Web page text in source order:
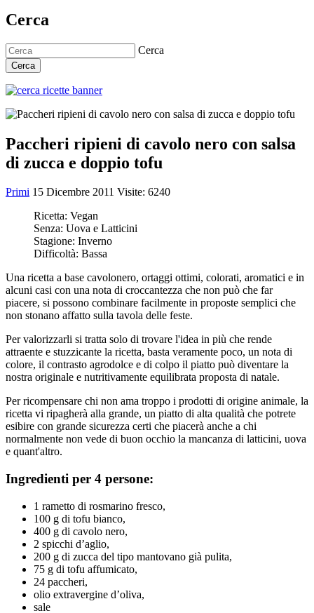
Cerca
Cerca
Cerca
Paccheri ripieni di cavolo nero con salsa
di zucca e doppio tofu
Primi 15 Dicembre 2011 Visite: 6240
Ricetta: Vegan
Senza: Uova e Latticini
Stagione: Inverno
Difficoltà: Bassa
Una ricetta a base cavolonero, ortaggi ottimi, colorati, aromatici e in
alcuni casi con una nota di croccantezza che non può che far
piacere, si possono combinare facilmente in proposte semplici che
non stonano affatto sulla tavola delle feste.
Per valorizzarli si tratta solo di trovare l'idea in più che rende
attraente e stuzzicante la ricetta, basta veramente poco, un nota di
colore, il contrasto agrodolce e di colpo il piatto può diventare la
nostra originale e nutritivamente equilibrata proposta di natale.
Per ricompensare chi non ama troppo i prodotti di origine animale, la
ricetta vi ripagherà alla grande, un piatto di alta qualità che potrete
esibire con grande sicurezza certi che piacerà anche a chi
normalmente non vede di buon occhio la mancanza di latticini, uova
e quant'altro.
Ingredienti per 4 persone:
1 rametto di rosmarino fresco,
100 g di tofu bianco,
400 g di cavolo nero,
2 spicchi d’aglio,
200 g di zucca del tipo mantovano già pulita,
75 g di tofu affumicato,
24 paccheri,
olio extravergine d’oliva,
sale